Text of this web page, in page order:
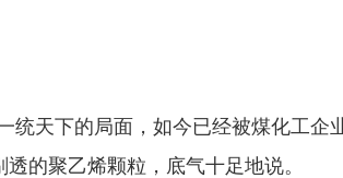
统天下的局面，如今已经被煤化工企
的聚乙烯颗粒，底气十足地说。